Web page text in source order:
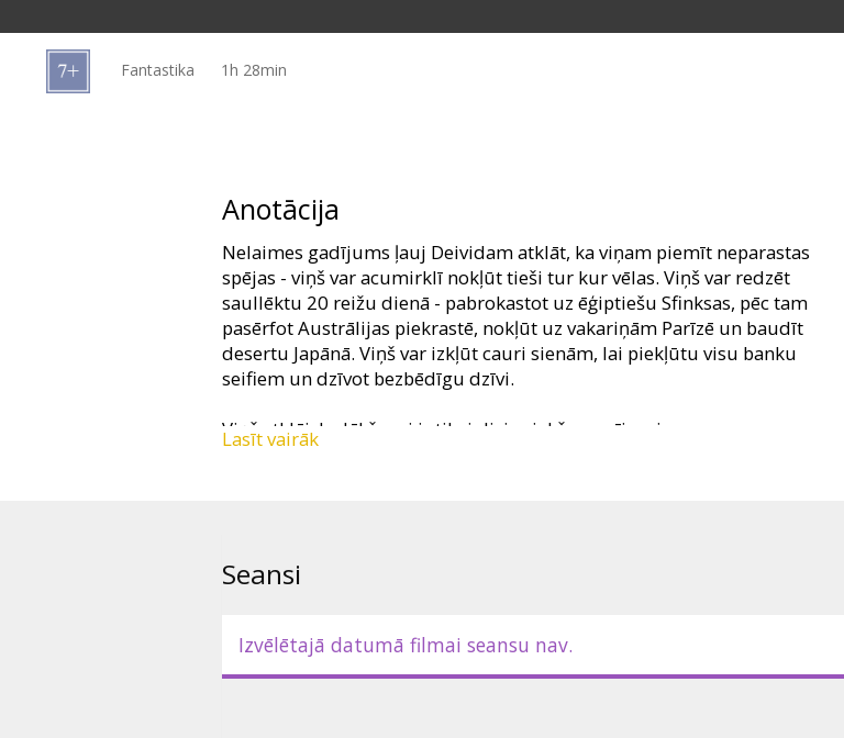
kartes
Fantastika 1h 28min
Anotācija
Nelaimes gadījums ļauj Deividam atklāt, ka viņam piemīt neparastas
spējas - viņš var acumirklī nokļūt tieši tur kur vēlas. Viņš var redzēt
saullēktu 20 reižu dienā - pabrokastot uz ēģiptiešu Sfinksas, pēc tam
pasērfot Austrālijas piekrastē, nokļūt uz vakariņām Parīzē un baudīt
desertu Japānā. Viņš var izkļūt cauri sienām, lai piekļūtu visu banku
seifiem un dzīvot bezbēdīgu dzīvi.
Viņš atklāj, ka lēkšanai ir tikai divi priekšnosacījumi:
un uzzina, ka nav vienīgais - Lēcēju ir daudz un pret tiem cīnās
organizācija - Bruņinieki- kas devuši zvērestu iznīcināt viņus visus.
Lasīt vairāk
Seansi
Izvēlētajā datumā filmai seansu nav.